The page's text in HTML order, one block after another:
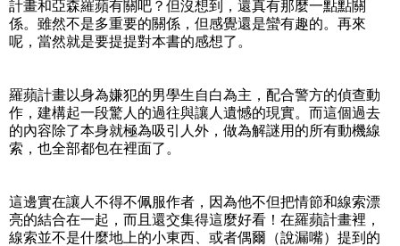
計畫和亞森羅蘋有關吧？但沒想到，還真有那麼一點點關
係。雖然不是多重要的關係，但感覺還是蠻有趣的。再來
呢，當然就是要提提對本書的感想了。
羅蘋計畫以身為嫌犯的男學生自白為主，配合警方的偵查動
作，建構起一段驚人的過往與讓人遺憾的現實。而這個過去
的內容除了本身就極為吸引人外，做為解謎用的所有動機線
索，也全部都包在裡面了。
這邊實在讓人不得不佩服作者，因為他不但把情節和線索漂
亮的結合在一起，而且還交集得這麼好看！在羅蘋計畫裡，
線索並不是什麼地上的小東西、或者偶爾（說漏嘴）提到的